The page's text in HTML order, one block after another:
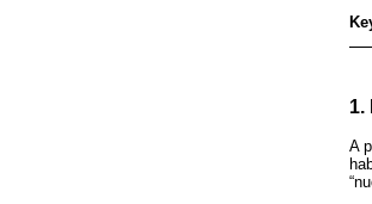
1.
A